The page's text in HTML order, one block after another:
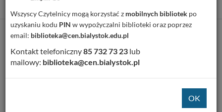
Cytuj
Dodaj na Twoją półkę
Wszyscy Czytelnicy mogą korzystać z mobilnych bibliotek po
uzyskaniu kodu PIN w wypożyczalni biblioteki oraz poprzez
email: biblioteka@cen.bialystok.edu.pl
Kontakt telefoniczny85 732 73 23 lub
mailowy: biblioteka@cen.bialystok.pl